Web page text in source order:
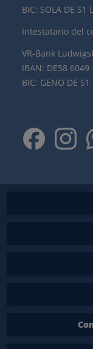
BIC: SOLA DE S1
Intestatario del
VR-Bank
IBAN: DE58
BIC: GENO DE S1